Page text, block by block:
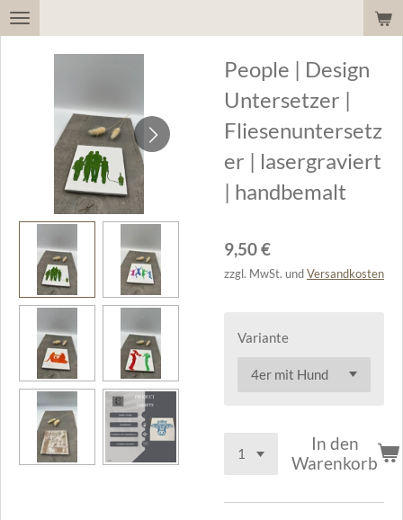
Zum
People | Design
Untersetzer |
Fliesenuntersetz
er | lasergraviert
| handbemalt
9,50 €
zzgl. MwSt. und Versandkosten
Variante
In den
Warenkorb